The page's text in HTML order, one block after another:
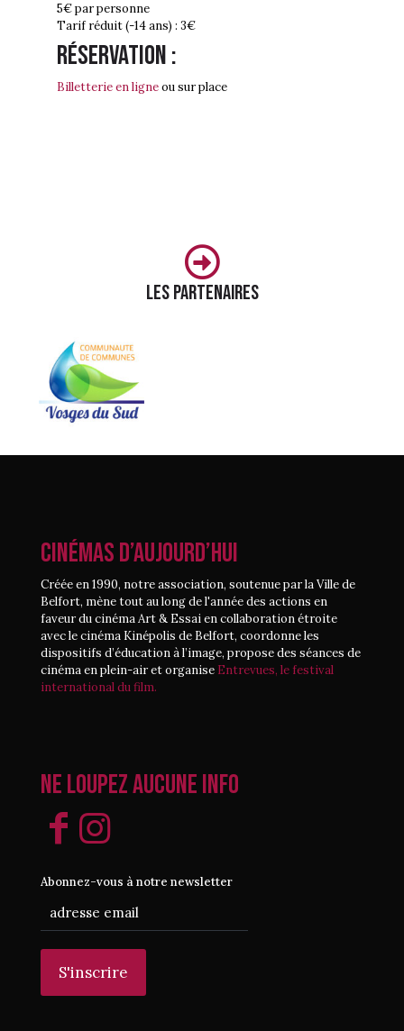
5€ par personne
Tarif réduit (-14 ans) : 3€
Réservation :
Billetterie en ligneou sur place
Les partenaires
CINÉMAS D’AUJOURD’HUI
Créée en 1990, notre association, soutenue par la Ville de
Belfort, mène tout au long de l'année des actions en
faveur du cinéma Art & Essai en collaboration étroite
avec le cinéma Kinépolis de Belfort, coordonne les
dispositifs d’éducation à l’image, propose des séances de
cinéma en plein-air et organise Entrevues, le festival
international du film.
Ne loupez aucune info
Abonnez-vous à notre newsletter